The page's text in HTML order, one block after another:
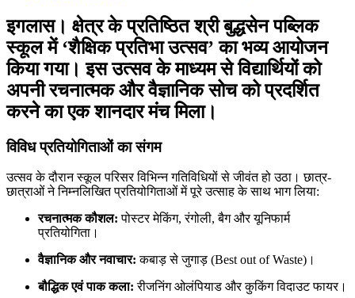
इगलास। क्षेत्र के प्रतिष्ठितश्री बुद्धसेन पब्लिक
स्कूलमें ‘शैक्षिक प्रतिभा उत्सव’ का भव्य आयोजन
किया गया। इस उत्सव के माध्यम से विद्यार्थियों को
अपनी रचनात्मक और वैज्ञानिक सोच को प्रदर्शित
करने का एक शानदार मंच मिला।
विविध प्रतियोगिताओं का संगम
उत्सव के दौरान स्कूल परिसर विभिन्न गतिविधियों से जीवंत हो उठा। छात्र-
छात्राओं ने निम्नलिखित प्रतियोगिताओं में पूरे उत्साह के साथ भाग लिया:
रचनात्मक कौशल: पोस्टर मेकिंग, रंगोली, बैग और यूनिफार्म
प्रतियोगिता।
वैज्ञानिक और नवाचार: कबाड़ से जुगाड़ (Best out of Waste)।
बौद्धिक एवं पाक कला: रीजनिंग ओलंपियाड और कुकिंग विदाउट फायर।